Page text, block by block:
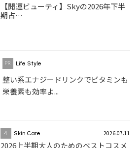
【開運ビューティ】Skyの2026年下半
期占…
Life Style
整い系エナジードリンクでビタミンも
栄養素も効率よ...
4 Skin Care 2026.07.11
2026上半期大人のためのベストコスメ